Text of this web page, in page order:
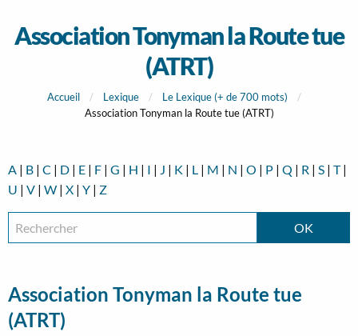
Association Tonyman la Route tue
(ATRT)
Accueil Lexique
Le Lexique (+ de 700 mots)
Association Tonyman la Route tue (ATRT)
A | B | C | D | E | F | G | H | I | J | K | L | M | N | O | P | Q | R | S | T|
U | V | W | X | Y | Z
Association Tonyman la Route tue
(ATRT)